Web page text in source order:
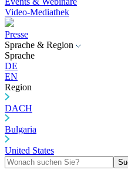
Video-Mediathek
Presse
Sprache & Region
Sprache
DE
EN
Region
DACH
Bulgaria
United States